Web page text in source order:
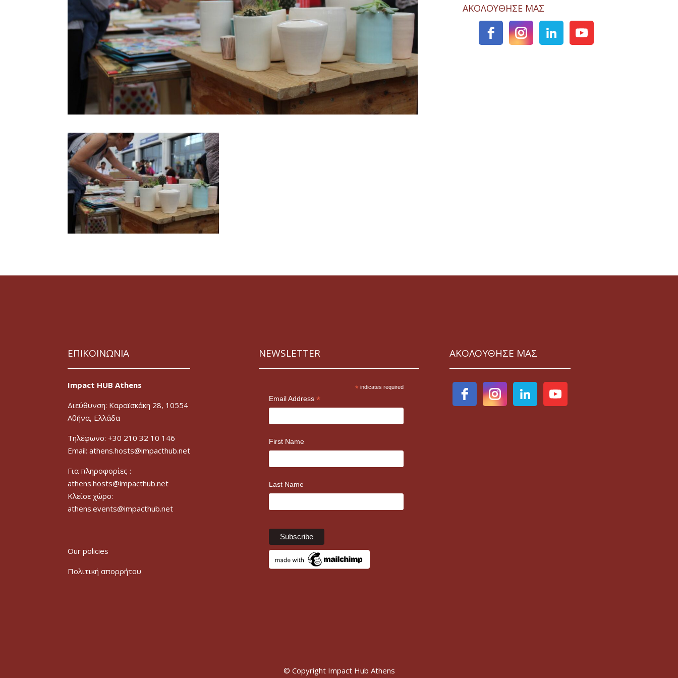
ΑΚΟΛΟΥΘΗΣΕ ΜΑΣ
ΕΠΙΚΟΙΝΩΝΙΑ
Impact HUB Athens
Διεύθυνση: Καραϊσκάκη 28, 10554
Αθήνα, Ελλάδα
Τηλέφωνο: +30 210 32 10 146
Email: athens.hosts@impacthub.net
Για πληροφορίες :
athens.hosts@impacthub.net
Κλείσε χώρο:
athens.events@impacthub.net
Our policies
Πολιτική απορρήτου
NEWSLETTER
* indicates required
Email Address *
First Name
Last Name
ΑΚΟΛΟΥΘΗΣΕ ΜΑΣ
© Copyright Impact Hub Athens